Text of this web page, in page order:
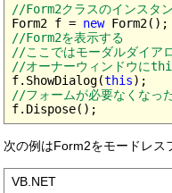
//Form2クラスのインスタ
Form2 f = new
//Form2を表示する
//ここではモーダルダイア
//オーナーウィンドウに
f.ShowDialog(this
//フォームが必要なくなっ
次の例はForm2をモードレス
VB.NET